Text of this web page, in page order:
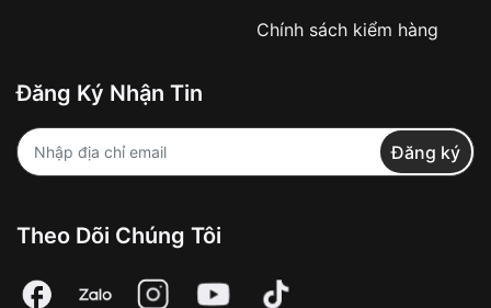
Chính sách kiểm hàng
Đăng Ký Nhận Tin
Đăng ký
Theo Dõi Chúng Tôi